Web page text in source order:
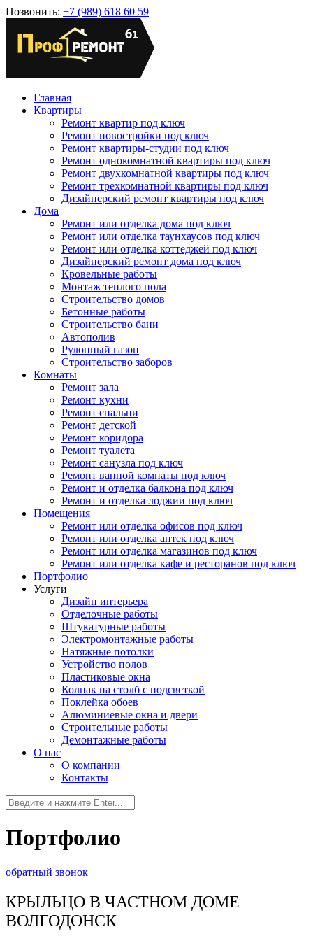
Позвонить: +7 (989) 618 60 59
Главная
Квартиры
Ремонт квартир под ключ
Ремонт новостройки под ключ
Ремонт квартиры-студии под ключ
Ремонт однокомнатной квартиры под ключ
Ремонт двухкомнатной квартиры под ключ
Ремонт трехкомнатной квартиры под ключ
Дизайнерский ремонт квартиры под ключ
Дома
Ремонт или отделка дома под ключ
Ремонт или отделка таунхаусов под ключ
Ремонт или отделка коттеджей под ключ
Дизайнерский ремонт дома под ключ
Кровельные работы
Монтаж теплого пола
Строительство домов
Бетонные работы
Строительство бани
Автополив
Рулонный газон
Строительство заборов
Комнаты
Ремонт зала
Ремонт кухни
Ремонт спальни
Ремонт детской
Ремонт коридора
Ремонт туалета
Ремонт санузла под ключ
Ремонт ванной комнаты под ключ
Ремонт и отделка балкона под ключ
Ремонт и отделка лоджии под ключ
Помещения
Ремонт или отделка офисов под ключ
Ремонт или отделка аптек под ключ
Ремонт или отделка магазинов под ключ
Ремонт или отделка кафе и ресторанов под ключ
Портфолио
Услуги
Дизайн интерьера
Отделочные работы
Штукатурные работы
Электромонтажные работы
Натяжные потолки
Устройство полов
Пластиковые окна
Колпак на столб с подсветкой
Поклейка обоев
Алюминиевые окна и двери
Строительные работы
Демонтажные работы
О нас
О компании
Контакты
Портфолио
обратный звонок
КРЫЛЬЦО В ЧАСТНОМ ДОМЕ
ВОЛГОДОНСК